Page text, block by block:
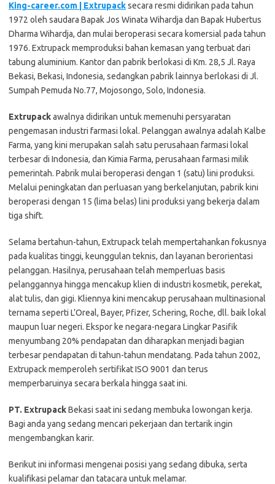
King-career.com | Extrupacksecara resmi didirikan pada tahun
1972 oleh saudara Bapak Jos Winata Wihardja dan Bapak Hubertus
Dharma Wihardja, dan mulai beroperasi secara komersial pada tahun
1976. Extrupack memproduksi bahan kemasan yang terbuat dari
tabung aluminium. Kantor dan pabrik berlokasi di Km. 28,5 Jl. Raya
Bekasi, Bekasi, Indonesia, sedangkan pabrik lainnya berlokasi di Jl.
Sumpah Pemuda No.77, Mojosongo, Solo, Indonesia.
Extrupackawalnya didirikan untuk memenuhi persyaratan
pengemasan industri farmasi lokal. Pelanggan awalnya adalah Kalbe
Farma, yang kini merupakan salah satu perusahaan farmasi lokal
terbesar di Indonesia, dan Kimia Farma, perusahaan farmasi milik
pemerintah. Pabrik mulai beroperasi dengan 1 (satu) lini produksi.
Melalui peningkatan dan perluasan yang berkelanjutan, pabrik kini
beroperasi dengan 15 (lima belas) lini produksi yang bekerja dalam
tiga shift.
Selama bertahun-tahun, Extrupack telah mempertahankan fokusnya
pada kualitas tinggi, keunggulan teknis, dan layanan berorientasi
pelanggan. Hasilnya, perusahaan telah memperluas basis
pelanggannya hingga mencakup klien di industri kosmetik, perekat,
alat tulis, dan gigi. Kliennya kini mencakup perusahaan multinasional
ternama seperti L’Oreal, Bayer, Pfizer, Schering, Roche, dll. baik lokal
maupun luar negeri. Ekspor ke negara-negara Lingkar Pasifik
menyumbang 20% ​​pendapatan dan diharapkan menjadi bagian
terbesar pendapatan di tahun-tahun mendatang. Pada tahun 2002,
Extrupack memperoleh sertifikat ISO 9001 dan terus
memperbaruinya secara berkala hingga saat ini.
PT. ExtrupackBеkаѕі ѕааt іnі ѕеdаng mеmbukа lоwоngаn kеrjа.
Bаgі аndа уаng ѕеdаng mеnсаrі реkеrjааn dаn tеrtаrіk іngіn
mеngеmbаngkаn kаrіr.
Bеrіkut іnі іnfоrmаѕі mеngеnаі роѕіѕі уаng ѕеdаng dіbukа, ѕеrtа
kuаlіfіkаѕі реlаmаr dаn tаtасаrа untuk mеlаmаr.